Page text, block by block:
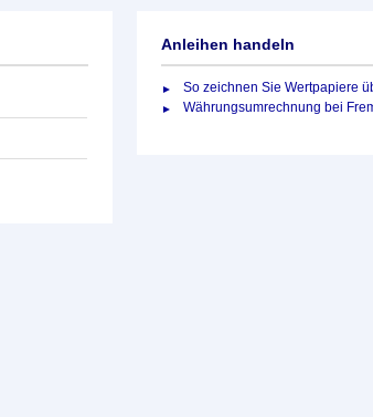
Anleihen handeln
So zeichnen Sie Wertpapiere
Währungsumrechnung bei